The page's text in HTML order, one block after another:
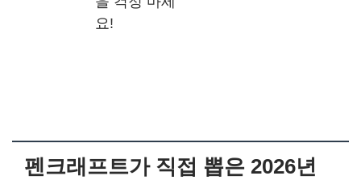
요!
펜크래프트가 직접 뽑은 2026년